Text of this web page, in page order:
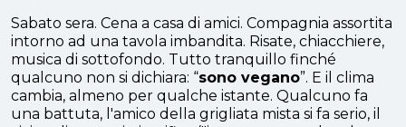
Sabato sera. Cena a casa di amici. Compagnia assortita
intorno ad una tavola imbandita. Risate, chiacchiere,
musica di sottofondo. Tutto tranquillo finché
qualcuno non si dichiara: “sono vegano”. E il clima
cambia, almeno per qualche istante. Qualcuno fa
una battuta, l'amico della grigliata mista si fa serio, il